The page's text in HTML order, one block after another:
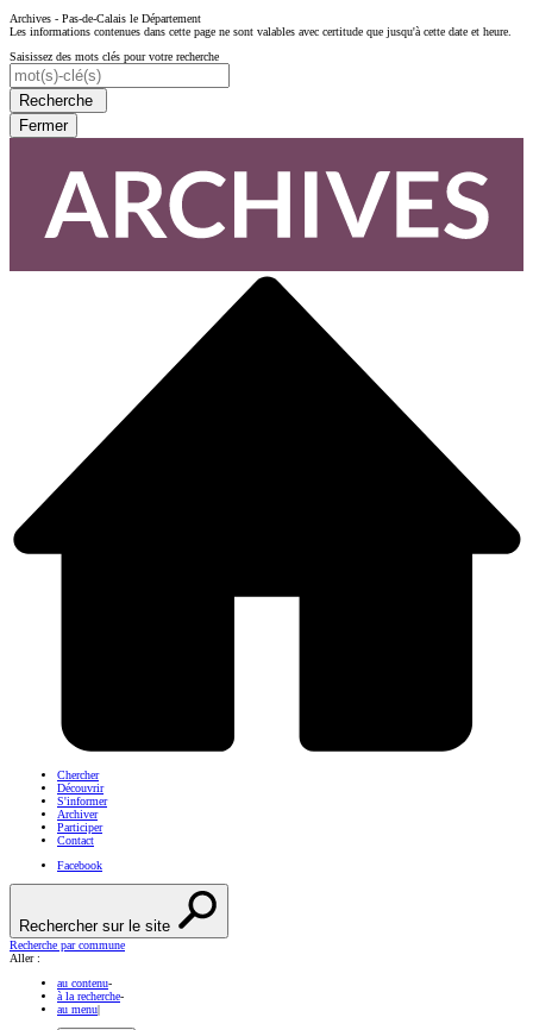
Archives - Pas-de-Calais le Département
Les informations contenues dans cette page ne sont valables avec certitude que jusqu'à cette date et heure.
Saisissez des mots clés pour votre recherche
Recherche
Fermer
Chercher
Découvrir
S'informer
Archiver
Participer
Contact
Facebook
Rechercher sur le site
Recherche par commune
Aller :
au contenu-
à la recherche-
au menu|